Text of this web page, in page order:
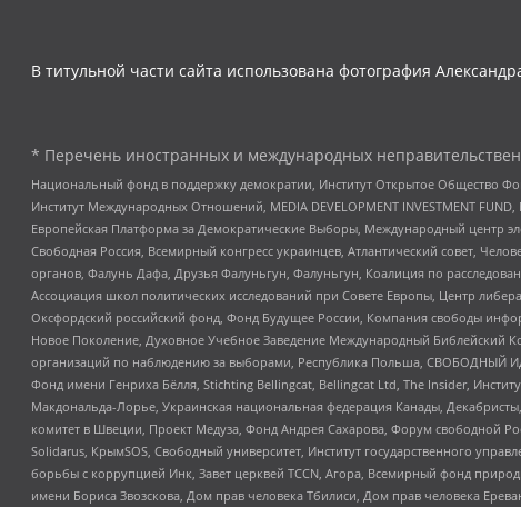
В титульной части сайта использована фотография
* Перечень иностранных и международных
Национальный фонд в поддержку демократии, Институт Открытое Общество
Институт Международных Отношений, MEDIA DEVELOPMENT INVESTMENT
Европейская Платформа за Демократические Выборы, Международный центр
Свободная Россия, Всемирный конгресс украинцев, Атлантический совет,
органов, Фалунь Дафа, Друзья Фалуньгун, Фалуньгун, Коалиция по
Ассоциация школ политических исследований при Совете Европы, Центр
Оксфордский российский фонд, Фонд Будущее России, Компания свободы
Новое Поколение, Духовное Учебное Заведение Международный Библейский
организаций по наблюдению за выборами, Республика Польша, СВОБОДНЫЙ
Фонд имени Генриха Бёлля, Stichting Bellingcat, Bellingcat Ltd, The Insider,
Макдональда-Лорье, Украинская национальная федерация Канады,
комитет в Швеции, Проект Медуза, Фонд Андрея Сахарова, Форум свободной
Solidarus, КрымSOS, Свободный университет, Институт государственного
борьбы с коррупцией Инк, Завет церквей TCCN, Агора, Всемирный фонд
имени Бориса Звозскова, Дом прав человека Тбилиси, Дом прав человека